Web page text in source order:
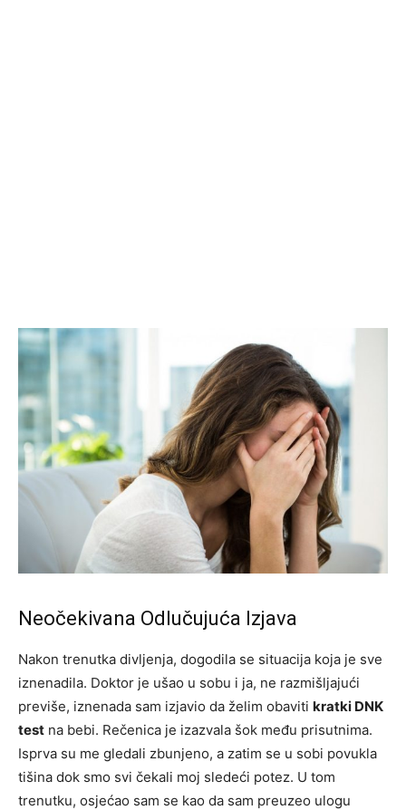
Neočekivana Odlučujuća Izjava
Nakon trenutka divljenja, dogodila se situacija koja je sve
iznenadila. Doktor je ušao u sobu i ja, ne razmišljajući
previše, iznenada sam izjavio da želim obaviti kratki DNK
test na bebi. Rečenica je izazvala šok među prisutnima.
Isprva su me gledali zbunjeno, a zatim se u sobi povukla
tišina dok smo svi čekali moj sledeći potez. U tom
trenutku, osjećao sam se kao da sam preuzeo ulogu